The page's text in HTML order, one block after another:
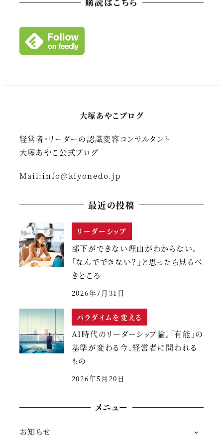
ブ
大塚あやこブログ
経営者・リーダーの認識変容コンサルタント
大塚あやこ公式ブログ
Mail:info@kiyonedo.jp
最近の投稿
リーダーシップ
部下ができない理由がわからない。
「なんでできない？」と思ったら見るべ
きところ
2026年7月31日
パラダイムを変える
AI時代のリーダーシップ論。「有能」の
基準が変わる今、経営者に問われる
もの
2026年5月20日
メニュー
お知らせ